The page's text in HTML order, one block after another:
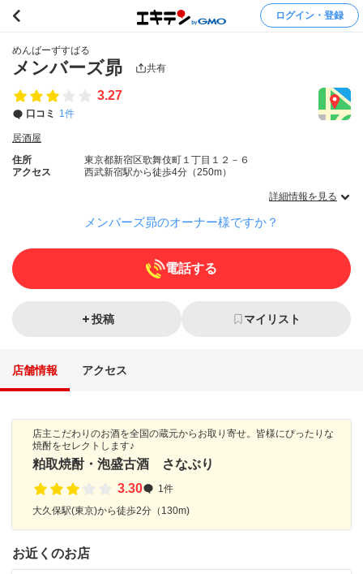
ログイン・登録
めんばーずすばる
メンバーズ昴 共有
3.27
口コミ 1件
居酒屋
住所
東京都新宿区歌舞伎町１丁目１２－６
アクセス
西武新宿駅から徒歩4分（250m）
詳細情報を見る
メンバーズ昴のオーナー様ですか？
電話する
投稿 マイリスト
店舗情報 アクセス
店主こだわりのお酒を全国の蔵元からお取り寄せ。皆様にぴったりな
焼酎をセレクトします♪
粕取焼酎・泡盛古酒 さなぶり
3.30
1件
大久保駅(東京)から徒歩2分（130m)
お近くのお店